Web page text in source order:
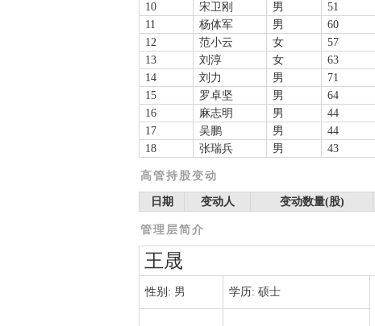
10
宋卫刚 男 51
11
杨体军 男 60
12
范小云 女 57
13
刘淳 女 63
14
刘力 男 71
15
罗卓坚 男 64
16
麻志明 男 44
17
吴鹏 男 44
18
张瑞兵 男 43
高管持股变动
日期 变动人 变动数量(股)
管理层简介
王晟
性别: 男 学历: 硕士